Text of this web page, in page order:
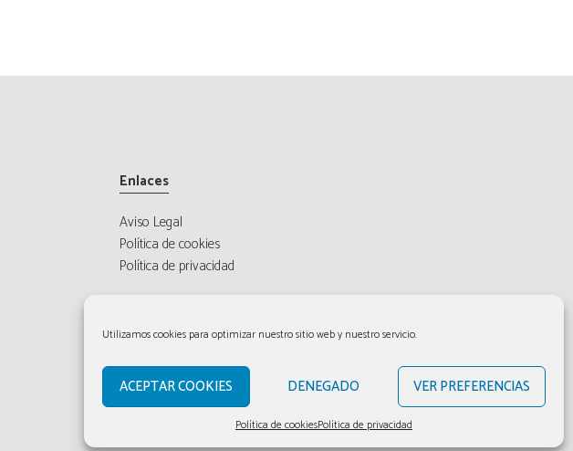
Utilizamos cookies para optimizar nuestro sitio web y nuestro servicio.
ACEPTAR COOKIES DENEGADO VER PREFERENCIAS
Política de cookiesPolítica de privacidad
Enlaces
Aviso Legal
Política de cookies
Política de privacidad